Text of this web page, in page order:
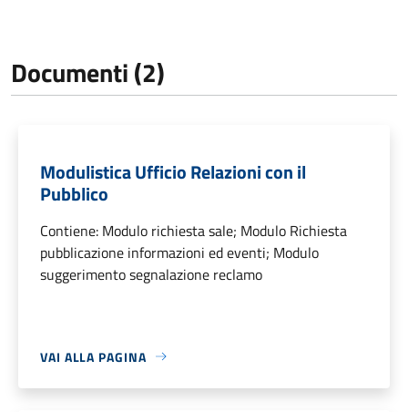
Documenti (2)
Modulistica Ufficio Relazioni con il
Pubblico
Contiene: Modulo richiesta sale; Modulo Richiesta
pubblicazione informazioni ed eventi; Modulo
suggerimento segnalazione reclamo
VAI ALLA PAGINA